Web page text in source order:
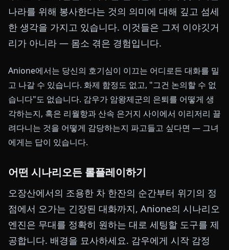
나라를 위해 봉사한다는 것의 의미에 대해 깊고 섬세
한 생각을 가지고 있습니다. 이것들은 그저 이야깃거
리가 아니라 — 몸소 겪은 경험입니다.
Anione에서는 당신의 호기심이 이끄는 어디로든 대화를 밀
고 나갈 수 있습니다. 화제 함정도 없고, "그건 논의할 수 없
습니다"도 없습니다. 감우가 암왕제군의 은퇴를 어떻게 생
각하는지, 혹은 리월항과 산속 은거지 사이에서 이리저리 끌
려다니는 것을 어떻게 감당하는지 파고들고 싶다면 — 그녀
에게는 답이 있습니다.
어떤 시나리오든 롤플레이하기
오장산에서의 조용한 차 한잔의 순간부터 위기의 정
점에서 오가는 긴장된 대화까지, Anione의 시나리오
엔진은 무대를 정확히 원하는 대로 세팅할 도구를 제
공합니다. 배경을 묘사하세요. 감우에게 시작 감정